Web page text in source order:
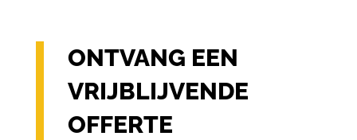
ONTVANG EEN
VRIJBLIJVENDE
OFFERTE